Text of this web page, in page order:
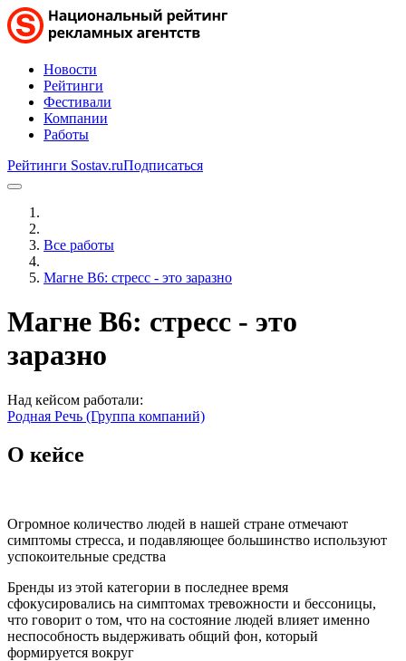
Новости
Рейтинги
Фестивали
Компании
Работы
Рейтинги Sostav.ruПодписаться
Все работы
Магне B6: стресс - это заразно
Магне B6: стресс - это
заразно
Над кейсом работали:
Родная Речь (Группа компаний)
О кейсе
Огромное количество людей в нашей стране отмечают
симптомы стресса, и подавляющее большинство используют
успокоительные средства
Бренды из этой категории в последнее время
сфокусировались на симптомах тревожности и бессоницы,
что говорит о том, что на состояние людей влияет именно
неспособность выдерживать общий фон, который
формируется вокруг